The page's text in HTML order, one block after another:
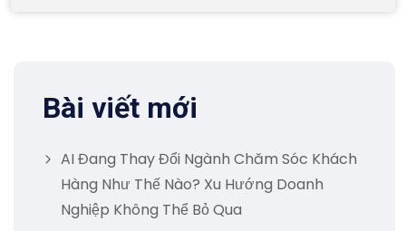
Bài viết mới
AI Đang Thay Đổi Ngành Chăm Sóc Khách
Hàng Như Thế Nào? Xu Hướng Doanh
Nghiệp Không Thể Bỏ Qua